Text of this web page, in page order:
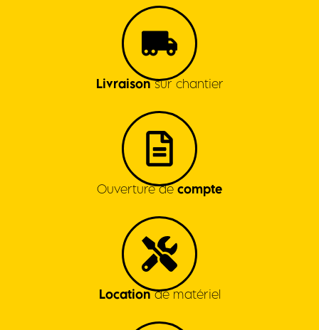
Livraisonsur chantier
Ouverture decompte
Locationde matériel